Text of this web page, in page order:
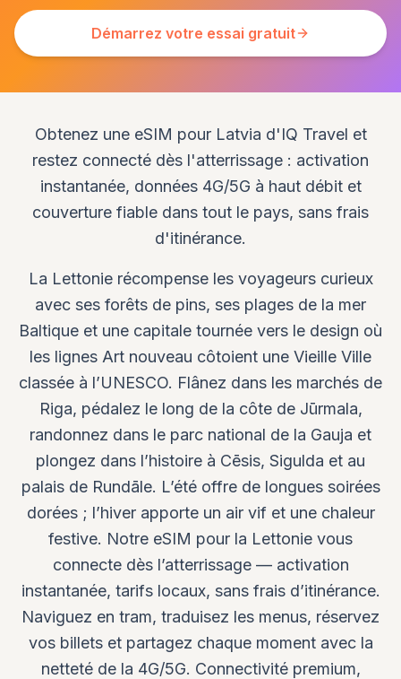
Démarrez votre essai gratuit
Obtenez une eSIM pour Latvia d'IQ Travel et
restez connecté dès l'atterrissage : activation
instantanée, données 4G/5G à haut débit et
couverture fiable dans tout le pays, sans frais
d'itinérance.
La Lettonie récompense les voyageurs curieux
avec ses forêts de pins, ses plages de la mer
Baltique et une capitale tournée vers le design où
les lignes Art nouveau côtoient une Vieille Ville
classée à l’UNESCO. Flânez dans les marchés de
Riga, pédalez le long de la côte de Jūrmala,
randonnez dans le parc national de la Gauja et
plongez dans l’histoire à Cēsis, Sigulda et au
palais de Rundāle. L’été offre de longues soirées
dorées ; l’hiver apporte un air vif et une chaleur
festive. Notre eSIM pour la Lettonie vous
connecte dès l’atterrissage — activation
instantanée, tarifs locaux, sans frais d’itinérance.
Naviguez en tram, traduisez les menus, réservez
vos billets et partagez chaque moment avec la
netteté de la 4G/5G. Connectivité premium,